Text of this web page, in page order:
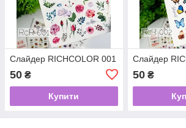
Слайдер RICHCOLOR 001
50 ₴
Купити
Слайдер
50₴